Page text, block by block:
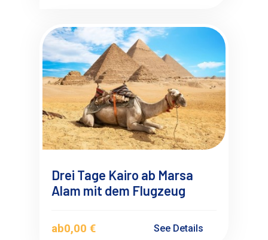
Drei Tage Kairo ab Marsa
Alam mit dem Flugzeug
ab0,00 € See Details